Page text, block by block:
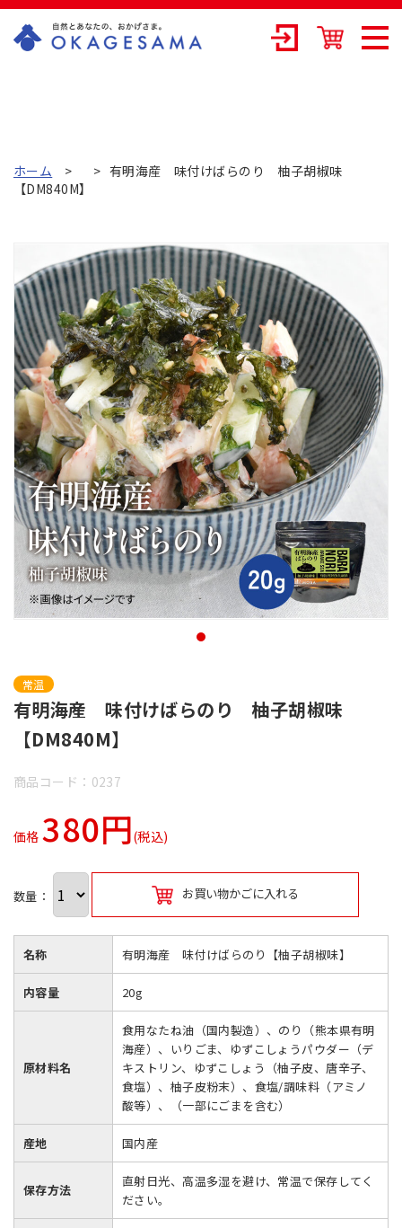
式会社の公式通
ホーム
有明海産 味付けばらのり 柚子胡椒味
【DM840M】
常温
有明海産 味付けばらのり 柚子胡椒味
【DM840M】
商品コード：0237
価格380円(税込)
数量： お買い物かごに入れる
名称 有明海産 味付けばらのり【柚子胡椒味】
内容量 20g
原材料名
食用なたね油（国内製造）、のり（熊本県有明
海産）、いりごま、ゆずこしょうパウダー（デ
キストリン、ゆずこしょう（柚子皮、唐辛子、
食塩）、柚子皮粉末）、食塩/調味料（アミノ
酸等）、（一部にごまを含む）
産地 国内産
保存方法
直射日光、高温多湿を避け、常温で保存してく
ださい。